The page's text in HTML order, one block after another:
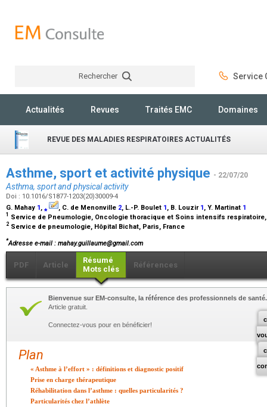
Rechercher Service
Actualités Revues Traités EMC Domaines
REVUE DES MALADIES RESPIRATOIRES ACTUALITÉS
Asthme, sport et activité physique - 22/07/20
Asthma, sport and physical activity
Doi : 10.1016/S1877-1203(20)30009-4
G. Mahay 1, ⁎ , C. de Menonville 2, L.-P. Boulet 1, B. Louzir 1, Y. Martinat 1
1 Service de Pneumologie, Oncologie thoracique et Soins intensifs respiratoire,
2 Service de pneumologie, Hôpital Bichat, Paris, France
*Adresse e-mail : mahay.guillaume@gmail.com
PDF Article
Résumé
Mots clés
Références
Bienvenue sur EM-consulte, la référence des professionnels de santé.
Article gratuit.
Connectez-vous pour en bénéficier!
Plan
« Asthme à l’effort » : définitions et diagnostic positif
Prise en charge thérapeutique
Réhabilitation dans l’asthme : quelles particularités ?
Particularités chez l’athlète